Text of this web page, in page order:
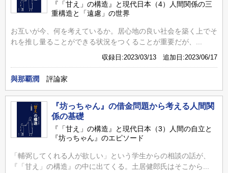
『「甘え」の構造』と現代日本（4）人間関係の三
重構造と「遠慮」の世界
お互いが今、何を考えているか。居心地の良い社会を築く上でそ
れを推し量ることができる状況をつくることが重要だが、...
収録日:2023/03/13 追加日:2023/06/17
與那覇潤 評論家
『坊っちゃん』の借金問題から考える人間関
係の基礎
『「甘え」の構造』と現代日本（3）人間の自立と
『坊っちゃん』のエピソード
「輔弼してくれる人が欲しい」という学生からの相談の話が、
『「甘え」の構造』の中に出てくる。土居健郎氏はそこから...